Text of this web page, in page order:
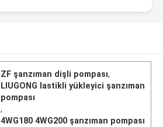
ZF şanzıman dişli pompası,
LIUGONG lastikli yükleyici şanzıman
pompası
,
4WG180 4WG200 şanzıman pompası